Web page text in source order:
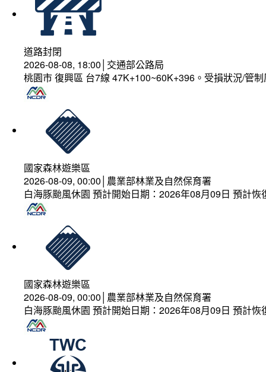
道路封閉
2026-08-08, 18:00│交通部公路局
桃園市 復興區 台7線 47K+100~60K+396。受損狀況/管
國家森林遊樂區
2026-08-09, 00:00│農業部林業及自然保育署
白海豚颱風休園 預計開始日期：2026年08月09日 預計
國家森林遊樂區
2026-08-09, 00:00│農業部林業及自然保育署
白海豚颱風休園 預計開始日期：2026年08月09日 預計